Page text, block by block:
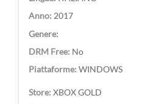
2017
No
WINDOWS
XBOX GOLD